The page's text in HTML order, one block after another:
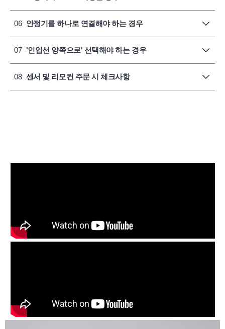
06 안정기를 하나로 연결해야 하는 경우
07 '인입선 양쪽으로' 선택해야 하는 경우
08 센서 및 리모컨 주문 시 체크사항